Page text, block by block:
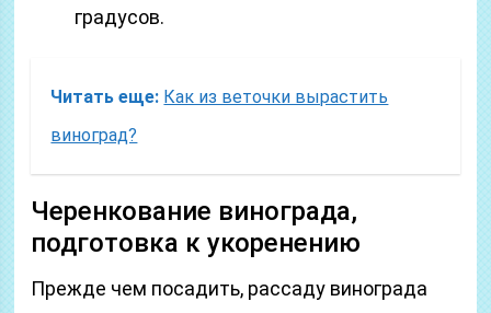
градусов.
Читать еще: Как из веточки вырастить
виноград?
Черенкование винограда,
подготовка к укоренению
Прежде чем посадить, рассаду винограда